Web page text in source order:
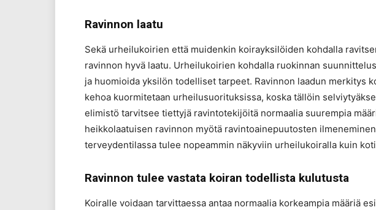
Ravinnon laatu
Sekä urheilukoirien että muidenkin koirayksilöiden kohdalla
ravinnon hyvä laatu. Urheilukoirien kohdalla ruokinnan
ja huomioida yksilön todelliset tarpeet. Ravinnon laadun merkitys
kehoa kuormitetaan urheilusuorituksissa, koska tällöin
elimistö tarvitsee tiettyjä ravintotekijöitä normaalia suurempia
heikkolaatuisen ravinnon myötä ravintoainepuutosten
terveydentilassa tulee nopeammin näkyviin urheilukoiralla kuin
Ravinnon tulee vastata koiran todellista kulutusta
Koiralle voidaan tarvittaessa antaa normaalia korkeampia määriä